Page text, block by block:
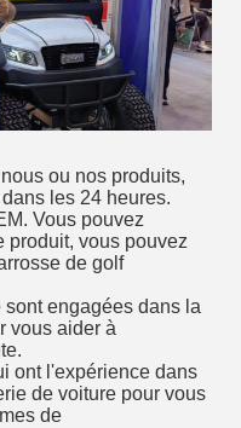
ou nos produits,
les 24 heures.
Vous pouvez
produit, vous pouvez
de golf
engagées dans la
vous aider à
ont l'expérience dans
de voiture pour vous
de